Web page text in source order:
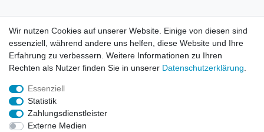
© Copyright 2026 | Alle Rechte vorbehalten. HL-
Handelsgesellschaft mbH.
Alle Markennamen, Warenzeichen sowie sämtliche Produktbilder
und Beschreibungen sind Eigentum Ihrer rechtmäßigen
Eigentümer und dienen hier nur der Beschreibung.
Wir nutzen Cookies auf unserer Website. Einige von diesen sind
essenziell, während andere uns helfen, diese Website und Ihre
Erfahrung zu verbessern. Weitere Informationen zu Ihren
Rechten als Nutzer finden Sie in unserer Daten­schutz­erklärung
Essenziell
Statistik
Zahlungsdienstleister
Externe Medien